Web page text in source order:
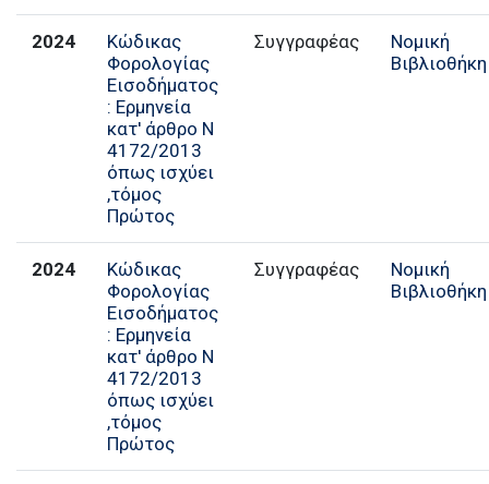
2024
Κώδικας
Φορολογίας
Εισοδήματος
: Ερμηνεία
κατ' άρθρο Ν
4172/2013
όπως ισχύει
,τόμος
Πρώτος
Συγγραφέας
Νομική
Βιβλιοθήκη
2024
Κώδικας
Φορολογίας
Εισοδήματος
: Ερμηνεία
κατ' άρθρο Ν
4172/2013
όπως ισχύει
,τόμος
Πρώτος
Συγγραφέας
Νομική
Βιβλιοθήκη